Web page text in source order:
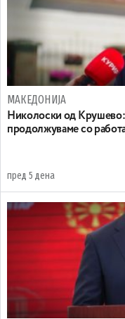
МАКЕДОНИЈА
Николоски од
продолжуваме со
пред 5 дена